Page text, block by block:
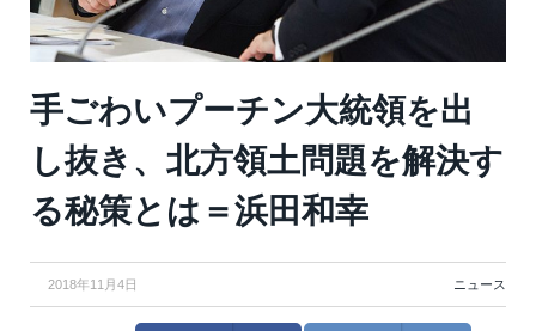
手ごわいプーチン大統領を出
し抜き、北方領土問題を解決す
る秘策とは＝浜田和幸
2018年11月4日 ニュース